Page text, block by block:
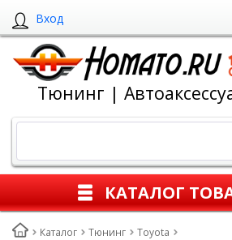
Вход
Тюнинг |
КАТАЛОГ
Каталог Тюнинг
Toyota